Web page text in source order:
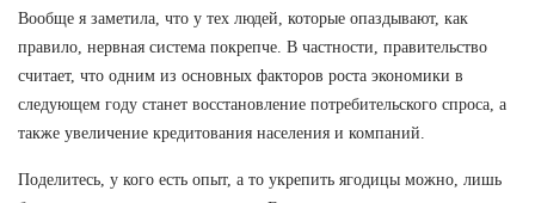
Вообще я заметила, что у тех людей, которые опаздывают, как
правило, нервная система покрепче. В частности, правительство
считает, что одним из основных факторов роста экономики в
следующем году станет восстановление потребительского спроса, а
также увеличение кредитования населения и компаний.
Поделитесь, у кого есть опыт, а то укрепить ягодицы можно, лишь